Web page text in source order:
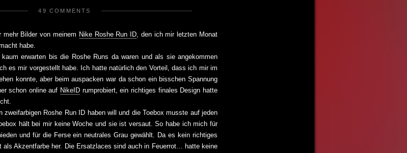
49 COMMENTS
mehr Bilder von meinem Nike Roshe Run ID, den ich mir letzten Monat
habe.
erwarten bis die Roshe Runs da waren und als sie angekommen
es mir vorgestellt habe. Ich hatte natürlich den Vorteil, dass ich mir im
konnte, aber beim auspacken war da schon ein bisschen Spannung
schon online auf NikeID rumprobiert, ein richtiges finales Design hatte
zweifarbigen Roshe Run ID haben will und die Toebox musste auf jeden
hält bei mir keine Woche und sie ist versaut. So habe ich mich für
und für die Ferse ein neutrales Grau gewählt. Da es kein richtiges
als Akzentfarbe her. Die Ersatzlaces sind auch in Feuerrot… hatte keine